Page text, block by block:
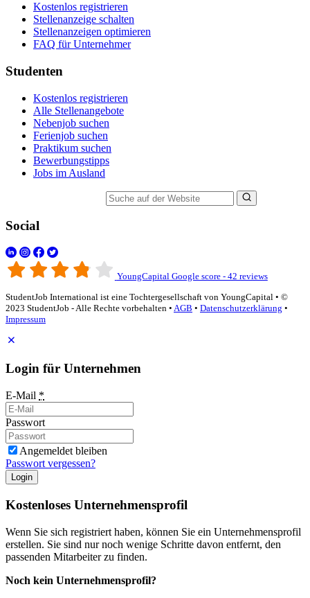
Kostenlos registrieren
Stellenanzeige schalten
Stellenanzeigen optimieren
FAQ für Unternehmer
Studenten
Kostenlos registrieren
Alle Stellenangebote
Nebenjob suchen
Ferienjob suchen
Praktikum suchen
Bewerbungstipps
Jobs im Ausland
Social
YoungCapital Google score - 42 reviews
StudentJob International ist eine Tochtergesellschaft von YoungCapital • ©
2023 StudentJob - Alle Rechte vorbehalten • AGB • Datenschutzerklärung •
Impressum
Login für Unternehmen
E-Mail *
Passwort
Angemeldet bleiben
Passwort vergessen?
Login
Kostenloses Unternehmensprofil
Wenn Sie sich registriert haben, können Sie ein Unternehmensprofil
erstellen. Sie sind nur noch wenige Schritte davon entfernt, den
passenden Mitarbeiter zu finden.
Noch kein Unternehmensprofil?